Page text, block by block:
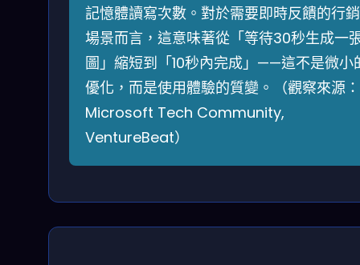
記憶體讀寫次數。對於需要即時反饋的行銷
場景而言，這意味著從「等待30秒生成一
圖」縮短到「10秒內完成」——這不是微小
優化，而是使用體驗的質變。（觀察來源：
Microsoft Tech Community,
VentureBeat）